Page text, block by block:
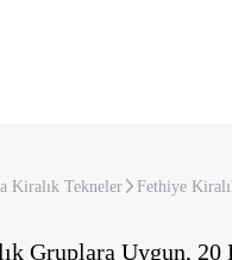
Kiralık Tekneler Fethiye
Gruplara Uygun,